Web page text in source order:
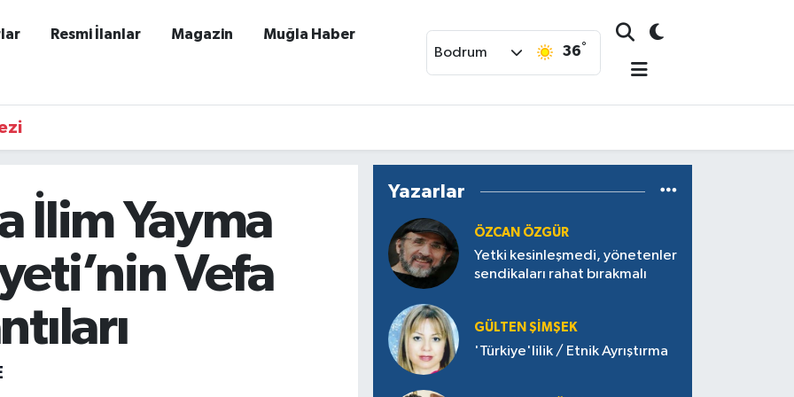
Resmi İlanlar Magazin Muğla Haber
Bodrum 36°
İlim Yayma
Vefa
Yazarlar
ÖZCAN ÖZGÜR
Yetki kesinleşmedi, yönetenler
sendikaları rahat bırakmalı
GÜLTEN ŞIMŞEK
'Türkiye'lilik / Etnik Ayrıştırma